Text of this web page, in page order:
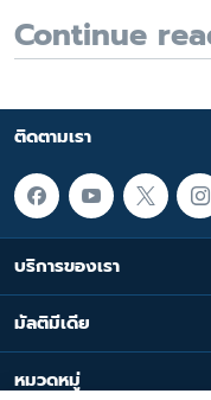
Continue
ติดตามเรา
บริการของเรา
มัลติมีเดีย
หมวดหมู่